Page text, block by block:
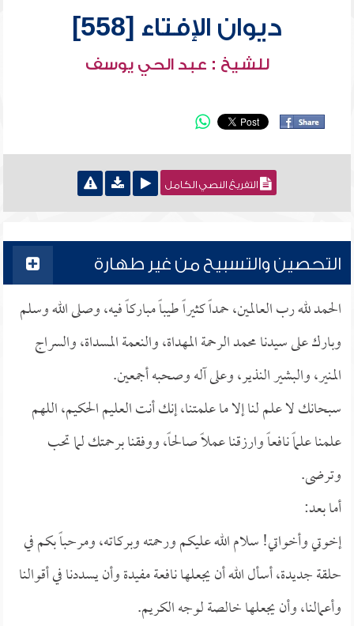
ديوان الإفتاء [558]
للشيخ : عبد الحي يوسف
التفريغ النصي الكامل
التحصين والتسبيح من غير طهارة
الحمد لله رب العالمين، حمداً كثيراً طيباً مباركاً فيه، وصلى الله وسلم
وبارك على سيدنا محمد الرحمة المهداة، والنعمة المسداة، والسراج
المنير، والبشير النذير، وعلى آله وصحبه أجمعين.
سبحانك لا علم لنا إلا ما علمتنا، إنك أنت العليم الحكيم، اللهم
علمنا علماً نافعاً وارزقنا عملاً صالحاً، ووفقنا برحمتك لما تحب
وترضى.
أما بعد:
إخوتي وأخواتي! سلام الله عليكم ورحمته وبركاته، ومرحباً بكم في
حلقة جديدة، أسأل الله أن يجعلها نافعة مفيدة وأن يسددنا في أقوالنا
وأعمالنا، وأن يجعلها خالصة لوجه الكريم.